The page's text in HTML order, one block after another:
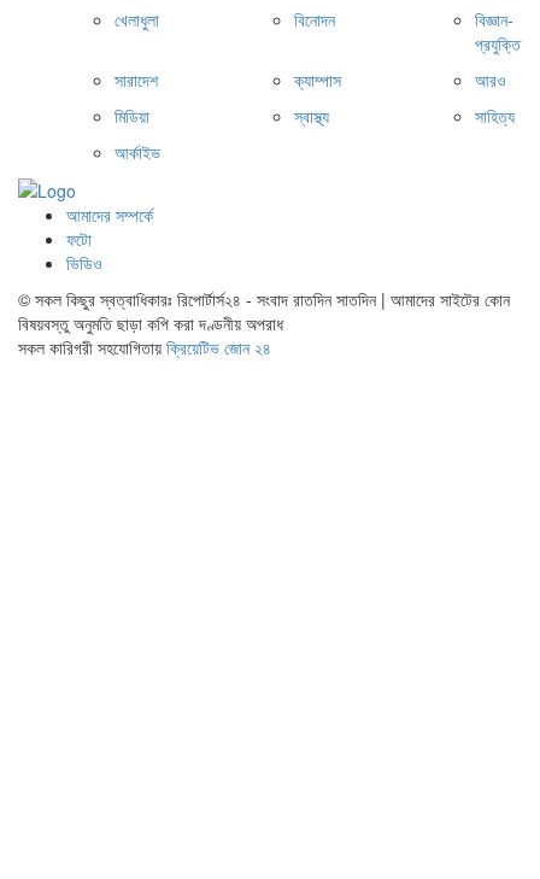
খেলাধুলা
বিনোদন
বিজ্ঞান-
প্রযুক্তি
সারাদেশ
ক্যাম্পাস
আরও
মিডিয়া
স্বাস্থ্য
সাহিত্য
আর্কাইভ
আমাদের সম্পর্কে
ফটো
ভিডিও
© সকল কিছুর স্বত্বাধিকারঃ রিপোর্টার্স২৪ - সংবাদ রাতদিন সাতদিন | আমাদের সাইটের কোন
বিষয়বস্তু অনুমতি ছাড়া কপি করা দণ্ডনীয় অপরাধ
সকল কারিগরী সহযোগিতায় ক্রিয়েটিভ জোন ২৪